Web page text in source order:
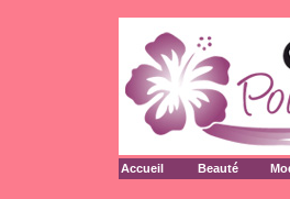
Accueil Beauté